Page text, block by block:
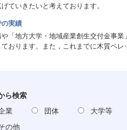
ていきたいと考えております。
実績
「地方大学・地域産業創生交付金事
おります。また，これまでに木質ペレ
ら検索
業
団体 大学等
の他